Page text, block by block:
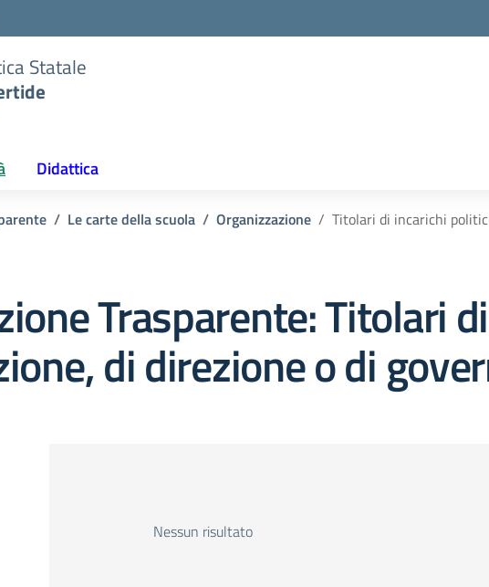
Statale
Didattica
Le carte della scuola Organizzazione Titolari di incarichi
Trasparente:Titolari
di direzione o di
Nessun risultato